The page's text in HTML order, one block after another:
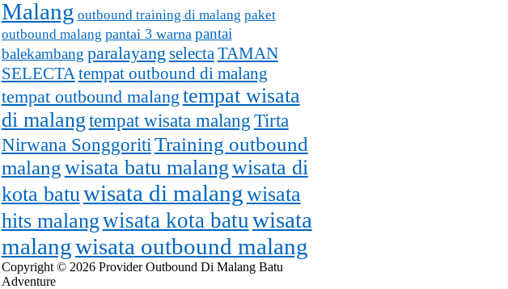
Malang outbound training di malang paket
outbound malang pantai 3 warna pantai
balekambang paralayang selectaTAMAN
SELECTA tempat outbound di malang
tempat outbound malang tempat wisata
di malangtempat wisata malangTirta
Nirwana SonggoritiTraining outbound
malangwisata batu malangwisata di
kota batuwisata di malangwisata
hits malangwisata kota batu wisata
malangwisata outbound malang
Copyright © 2026 Provider Outbound Di Malang Batu
Adventure